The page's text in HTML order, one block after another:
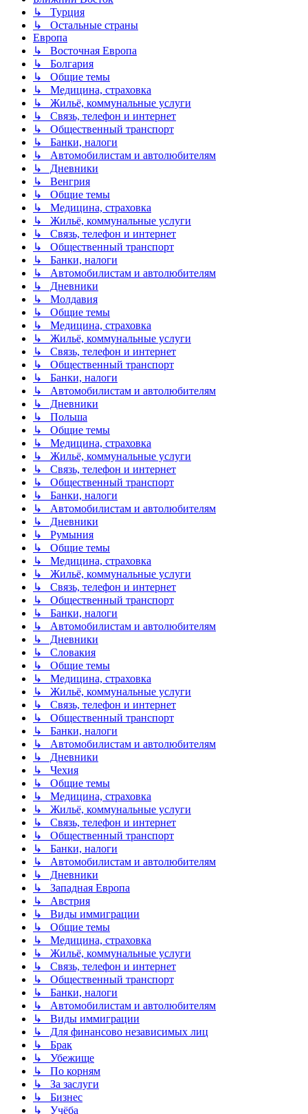
↳ Турция
↳ Остальные страны
Европа
↳ Восточная Европа
↳ Болгария
↳ Общие темы
↳ Медицина, страховка
↳ Жильё, коммунальные услуги
↳ Связь, телефон и интернет
↳ Общественный транспорт
↳ Банки, налоги
↳ Автомобилистам и автолюбителям
↳ Дневники
↳ Венгрия
↳ Общие темы
↳ Медицина, страховка
↳ Жильё, коммунальные услуги
↳ Связь, телефон и интернет
↳ Общественный транспорт
↳ Банки, налоги
↳ Автомобилистам и автолюбителям
↳ Дневники
↳ Молдавия
↳ Общие темы
↳ Медицина, страховка
↳ Жильё, коммунальные услуги
↳ Связь, телефон и интернет
↳ Общественный транспорт
↳ Банки, налоги
↳ Автомобилистам и автолюбителям
↳ Дневники
↳ Польша
↳ Общие темы
↳ Медицина, страховка
↳ Жильё, коммунальные услуги
↳ Связь, телефон и интернет
↳ Общественный транспорт
↳ Банки, налоги
↳ Автомобилистам и автолюбителям
↳ Дневники
↳ Румыния
↳ Общие темы
↳ Медицина, страховка
↳ Жильё, коммунальные услуги
↳ Связь, телефон и интернет
↳ Общественный транспорт
↳ Банки, налоги
↳ Автомобилистам и автолюбителям
↳ Дневники
↳ Словакия
↳ Общие темы
↳ Медицина, страховка
↳ Жильё, коммунальные услуги
↳ Связь, телефон и интернет
↳ Общественный транспорт
↳ Банки, налоги
↳ Автомобилистам и автолюбителям
↳ Дневники
↳ Чехия
↳ Общие темы
↳ Медицина, страховка
↳ Жильё, коммунальные услуги
↳ Связь, телефон и интернет
↳ Общественный транспорт
↳ Банки, налоги
↳ Автомобилистам и автолюбителям
↳ Дневники
↳ Западная Европа
↳ Австрия
↳ Виды иммиграции
↳ Общие темы
↳ Медицина, страховка
↳ Жильё, коммунальные услуги
↳ Связь, телефон и интернет
↳ Общественный транспорт
↳ Банки, налоги
↳ Автомобилистам и автолюбителям
↳ Виды иммиграции
↳ Для финансово независимых лиц
↳ Брак
↳ Убежище
↳ По корням
↳ За заслуги
↳ Бизнес
↳ Учёба